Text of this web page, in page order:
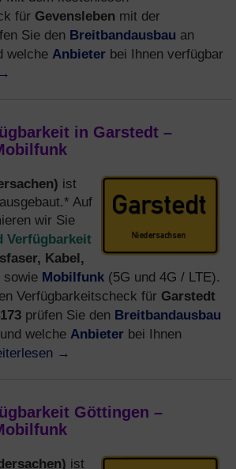
für Gevensleben mit der
Sie den Breitbandausbau an
welche Anbieter bei Ihnen verfügbar
→
in Garstedt –
ist
Auf
wir Sie
Verfügbarkeit
Kabel,
sowie Mobilfunk (5G und 4G / LTE).
Verfügbarkeitscheck für Garstedt
prüfen Sie den Breitbandausbau
welche Anbieter bei Ihnen
→
Göttingen –
ist